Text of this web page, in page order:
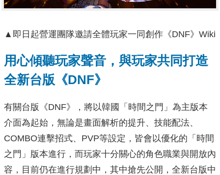
▲即日起營運團隊邀請全體玩家一同創作《DNF》Wiki
用心傾聽玩家聲音，與玩家共同打造
全新台版《DNF》
有關台版《DNF》，將以韓國「時間之門」為主版本
介面為起始，無論是畫面解析的提升、技能配法、
COMBO連擊招式、PVP等設定，皆會以優化的「時間
之門」版本進行，而玩家十分關心的角色職業與開放內
容，目前仍在進行規劃中，其中搶先公開，全新台版中